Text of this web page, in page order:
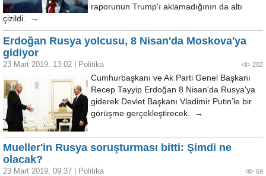
raporunun Trump'ı aklamadığının da altı
çizildi. →
Erdoğan Rusya yolcusu, 8 Nisan'da Moskova'ya
gidiyor
23 Mart 2019, 13:02 Politika 202
Cumhurbaşkanı ve Ak Parti Genel Başkanı
Recep Tayyip Erdoğan 8 Nisan'da Rusya'ya
giderek Devlet Başkanı Vladimir Putin’le bir
görüşme gerçekleştirecek. →
Mueller'in Rusya soruşturması bitti: Şimdi ne
olacak?
23 Mart 2019, 09:37 Politika 69